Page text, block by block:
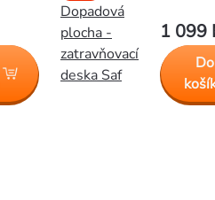
Dopadová
plocha -
zatravňovací
deska Saf
1 099
Do